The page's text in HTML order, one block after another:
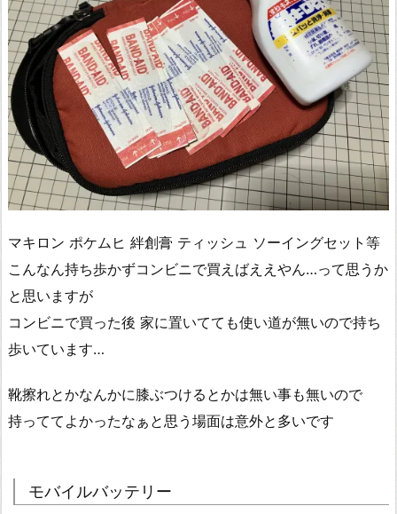
マキロン ポケムヒ 絆創膏 ティッシュ ソーイングセット等
こんなん持ち歩かずコンビニで買えばええやん…って思うか
と思いますが
コンビニで買った後 家に置いてても使い道が無いので持ち
歩いています…
靴擦れとかなんかに膝ぶつけるとかは無い事も無いので
持っててよかったなぁと思う場面は意外と多いです
モバイルバッテリー